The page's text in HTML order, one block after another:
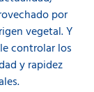
por
vegetal. Y
controlar los
y rapidez